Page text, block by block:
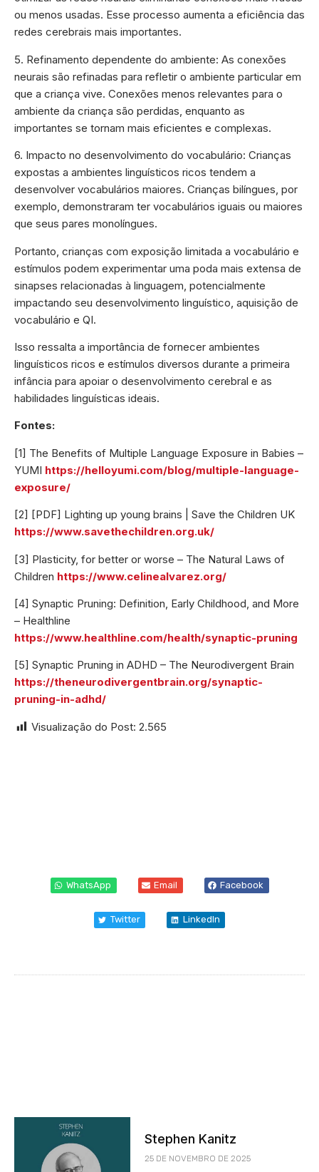
ou menos usadas. Esse processo aumenta a eficiência das
redes cerebrais mais importantes.
5. Refinamento dependente do ambiente: As conexões
neurais são refinadas para refletir o ambiente particular em
que a criança vive. Conexões menos relevantes para o
ambiente da criança são perdidas, enquanto as
importantes se tornam mais eficientes e complexas.
6. Impacto no desenvolvimento do vocabulário: Crianças
expostas a ambientes linguísticos ricos tendem a
desenvolver vocabulários maiores. Crianças bilíngues, por
exemplo, demonstraram ter vocabulários iguais ou maiores
que seus pares monolíngues.
Portanto, crianças com exposição limitada a vocabulário e
estímulos podem experimentar uma poda mais extensa de
sinapses relacionadas à linguagem, potencialmente
impactando seu desenvolvimento linguístico, aquisição de
vocabulário e QI.
Isso ressalta a importância de fornecer ambientes
linguísticos ricos e estímulos diversos durante a primeira
infância para apoiar o desenvolvimento cerebral e as
habilidades linguísticas ideais.
Fontes:
[1] The Benefits of Multiple Language Exposure in Babies –
YUMI https://helloyumi.com/blog/multiple-language-
exposure/
[2] [PDF] Lighting up young brains | Save the Children UK
https://www.savethechildren.org.uk/
[3] Plasticity, for better or worse – The Natural Laws of
Children https://www.celinealvarez.org/
[4] Synaptic Pruning: Definition, Early Childhood, and More
– Healthline
https://www.healthline.com/health/synaptic-pruning
[5] Synaptic Pruning in ADHD – The Neurodivergent Brain
https://theneurodivergentbrain.org/synaptic-
pruning-in-adhd/
Visualização do Post: 2.565
WhatsApp Email Facebook
Twitter LinkedIn
Stephen Kanitz
25 DE NOVEMBRO DE 2025